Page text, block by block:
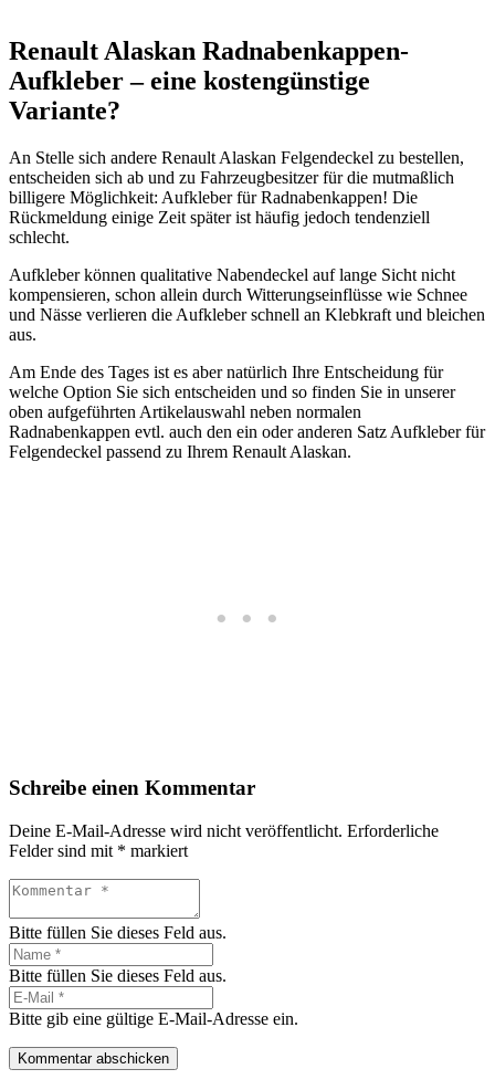
Renault Alaskan Radnabenkappen-
Aufkleber – eine kostengünstige
Variante?
An Stelle sich andere Renault Alaskan Felgendeckel zu bestellen,
entscheiden sich ab und zu Fahrzeugbesitzer für die mutmaßlich
billigere Möglichkeit: Aufkleber für Radnabenkappen! Die
Rückmeldung einige Zeit später ist häufig jedoch tendenziell
schlecht.
Aufkleber können qualitative Nabendeckel auf lange Sicht nicht
kompensieren, schon allein durch Witterungseinflüsse wie Schnee
und Nässe verlieren die Aufkleber schnell an Klebkraft und bleichen
aus.
Am Ende des Tages ist es aber natürlich Ihre Entscheidung für
welche Option Sie sich entscheiden und so finden Sie in unserer
oben aufgeführten Artikelauswahl neben normalen
Radnabenkappen evtl. auch den ein oder anderen Satz Aufkleber für
Felgendeckel passend zu Ihrem Renault Alaskan.
Schreibe einen Kommentar
Deine E-Mail-Adresse wird nicht veröffentlicht. Erforderliche
Felder sind mit * markiert
Bitte füllen Sie dieses Feld aus.
Bitte füllen Sie dieses Feld aus.
Bitte gib eine gültige E-Mail-Adresse ein.
Kommentar abschicken